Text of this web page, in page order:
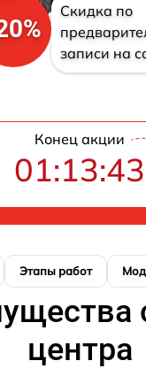
Скидка по
записи на
Конец акции
01:13:43
Этапы работ
центра